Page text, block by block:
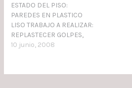
ESTADO DEL PISO:
PAREDES EN PLASTICO
LISO TRABAJO A REALIZAR:
REPLASTECER GOLPES,
RAJAS Y AGUJEROS DE
PLASTECIDOS Y PINTAR EN
10 junio, 2008